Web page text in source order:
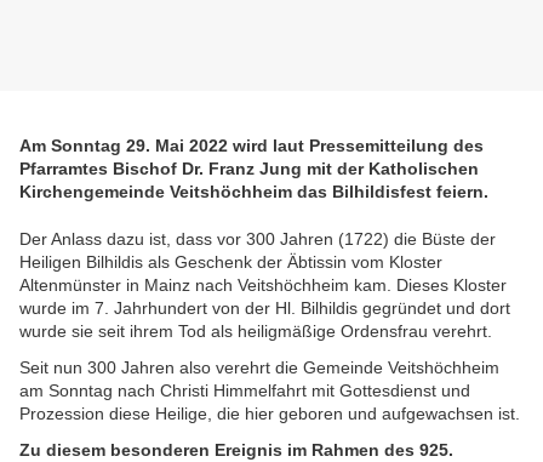
Am Sonntag 29. Mai 2022 wird laut Pressemitteilung des
Pfarramtes Bischof Dr. Franz Jung mit der Katholischen
Kirchengemeinde Veitshöchheim das Bilhildisfest feiern.
Der Anlass dazu ist, dass vor 300 Jahren (1722) die Büste der
Heiligen Bilhildis als Geschenk der Äbtissin vom Kloster
Altenmünster in Mainz nach Veitshöchheim kam. Dieses Kloster
wurde im 7. Jahrhundert von der Hl. Bilhildis gegründet und dort
wurde sie seit ihrem Tod als heiligmäßige Ordensfrau verehrt.
Seit nun 300 Jahren also verehrt die Gemeinde Veitshöchheim
am Sonntag nach Christi Himmelfahrt mit Gottesdienst und
Prozession diese Heilige, die hier geboren und aufgewachsen ist.
Zu diesem besonderen Ereignis im Rahmen des 925.